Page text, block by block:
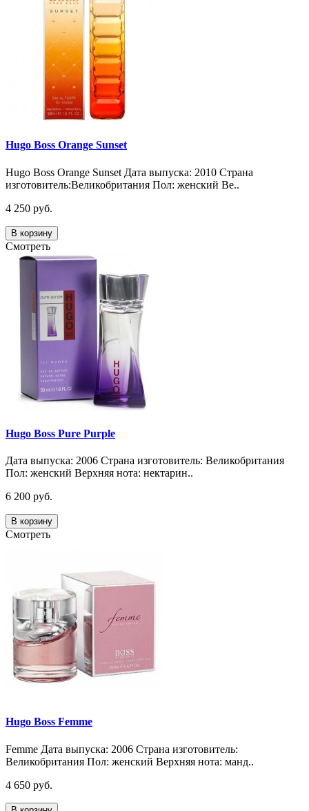
Hugo Boss Orange Sunset
Hugo Boss Orange Sunset Дата выпуска: 2010 Страна
изготовитель:Великобритания Пол: женский Ве..
4 250 руб.
В корзину
Смотреть
Hugo Boss Pure Purple
Дата выпуска: 2006 Страна изготовитель: Великобритания
Пол: женский Верхняя нота: нектарин..
6 200 руб.
В корзину
Смотреть
Hugo Boss Femme
Femme Дата выпуска: 2006 Страна изготовитель:
Великобритания Пол: женский Верхняя нота: манд..
4 650 руб.